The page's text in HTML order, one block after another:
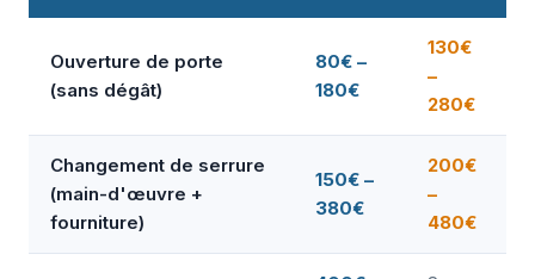
Ouverture de porte
(sans dégât)
80€ –
180€
130€
–
280€
Changement de serrure
(main-d'œuvre +
fourniture)
150€ –
380€
200€
–
480€